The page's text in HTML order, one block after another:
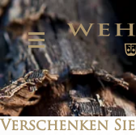
Verschenken Sie